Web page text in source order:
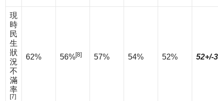
現
時
民
生
狀
況
不
滿
率
[7]
62% 56%[8] 57% 54% 52% 52+/-